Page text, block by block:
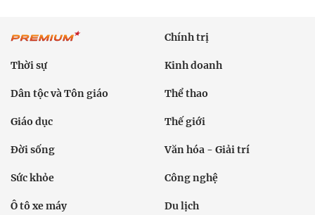
Chính trị
Thời sự Kinh doanh
Dân tộc và Tôn giáo Thể thao
Giáo dục Thế giới
Đời sống Văn hóa - Giải trí
Sức khỏe Công nghệ
Ô tô xe máy Du lịch